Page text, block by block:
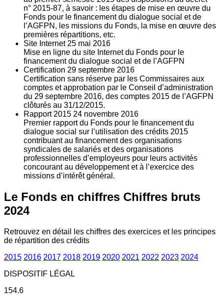
n° 2015-87, à savoir : les étapes de mise en œuvre du
Fonds pour le financement du dialogue social et de
l’AGFPN, les missions du Fonds, la mise en œuvre des
premières répartitions, etc.
Site Internet 25 mai 2016
Mise en ligne du site Internet du Fonds pour le
financement du dialogue social et de l’AGFPN
Certification 29 septembre 2016
Certification sans réserve par les Commissaires aux
comptes et approbation par le Conseil d’administration
du 29 septembre 2016, des comptes 2015 de l’AGFPN
clôturés au 31/12/2015.
Rapport 2015 24 novembre 2016
Premier rapport du Fonds pour le financement du
dialogue social sur l’utilisation des crédits 2015
contribuant au financement des organisations
syndicales de salariés et des organisations
professionnelles d’employeurs pour leurs activités
concourant au développement et à l’exercice des
missions d’intérêt général.
Le Fonds en chiffres Chiffres bruts
2024
Retrouvez en détail les chiffres des exercices et les principes
de répartition des crédits
2015 2016 2017 2018 2019 2020 2021 2022 2023 2024
DISPOSITIF LÉGAL
154.6